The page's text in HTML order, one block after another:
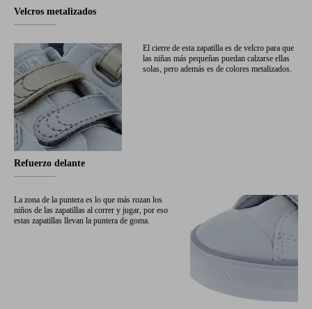
Velcros metalizados
El cierre de esta zapatilla es de velcro para que
las niñas más pequeñas puedan calzarse ellas
solas, pero además es de colores metalizados.
Refuerzo delante
La zona de la puntera es lo que más rozan los
niños de las zapatillas al correr y jugar, por eso
estas zapatillas llevan la puntera de goma.